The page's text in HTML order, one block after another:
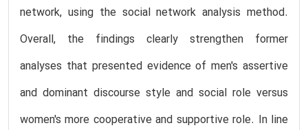
network, using the social network analysis method.
Overall, the findings clearly strengthen former
analyses that presented evidence of men's assertive
and dominant discourse style and social role versus
women's more cooperative and supportive role. In line